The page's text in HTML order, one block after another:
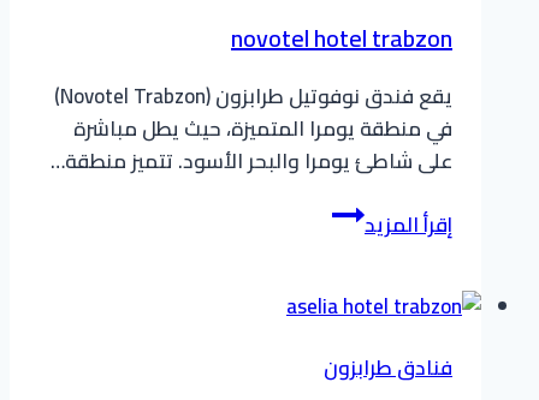
novotel hotel trabzon
يقع فندق نوفوتيل طرابزون (Novotel Trabzon)
في منطقة يومرا المتميزة، حيث يطل مباشرة
على شاطئ يومرا والبحر الأسود. تتميز منطقة…
إقرأ المزيدnovotel
hotel
فنادق طرابزون